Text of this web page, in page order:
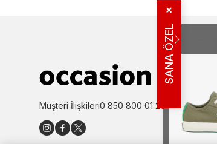
Müşteri İlişkileri0 850 800 01 20
SANA ÖZEL
✕